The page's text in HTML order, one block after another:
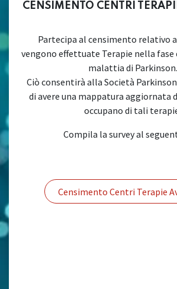
CENSIMENTO CENTRI
Partecipa al censimento relativo
vengono effettuate Terapie nella
malattia di Parkinson.
Ciò consentirà alla Società Parkinson
di avere una mappatura aggiornata
occupano di tali
Compila la survey al
Censimento Centri Terapie